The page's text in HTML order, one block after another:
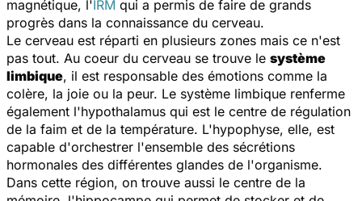
magnétique, l'IRM qui a permis de faire de grands
progrès dans la connaissance du cerveau.
Le cerveau est réparti en plusieurs zones mais ce n'est
pas tout. Au coeur du cerveau se trouve le système
limbique, il est responsable des émotions comme la
colère, la joie ou la peur. Le système limbique renferme
également l'hypothalamus qui est le centre de régulation
de la faim et de la température. L'hypophyse, elle, est
capable d'orchestrer l'ensemble des sécrétions
hormonales des différentes glandes de l'organisme.
Dans cette région, on trouve aussi le centre de la